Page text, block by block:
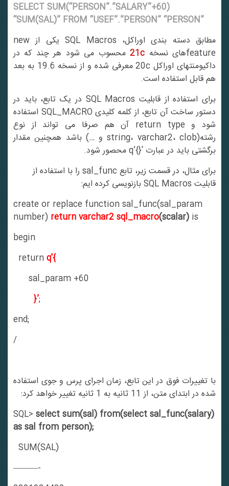
SELECT SUM(“PERSON”.”SALARY”+60)
“SUM(SAL)” FROM “USEF”.”PERSON” “PERSON”
مطابق دسته بندی اوراکل، SQL Macros یکی از new
featureهای نسخه
21c محسوب می شود هر چند که در
داکیومنتهای اوراکل 20c معرفی شده و از نسخه 19.6 به بعد
هم قابل استفاده است.
برای استفاده از قابلیت SQL Macros در یک تابع، باید در
دستور ساخت آن تابع، از کلمه کلیدی SQL_MACRO استفاده
شود و return type آن هم صرفا می تواند از نوع
رشته(string، varchar2، clob و …) باشد همچنین مقدار
برگشتی باید در عبارت ‘{}’q محصور شود.
برای مثال، در قسمت زیر، تابع sal_func را با استفاده از
قابلیت SQL Macros بازنویسی کرده ایم:
create or replace function sal_func(sal_param
number)return varchar2sql_macro(scalar)
begin
return
sal_param +60
end;
با تغییرات فوق در این تابع، زمان اجرای پرس و جوی استفاده
شده در ابتدای متن، از 11 ثانیه به 1 ثانیه تغییر خواهد کرد:
SQL>select sum(sal) from(select sal_func(salary)
as sal from person);
SUM(SAL)
———-